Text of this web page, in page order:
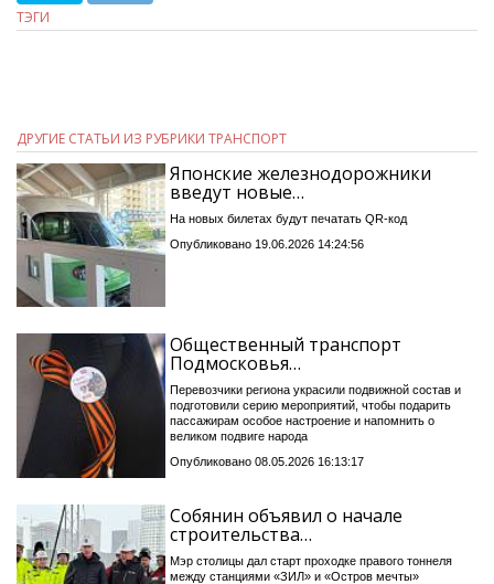
ТЭГИ
ДРУГИЕ СТАТЬИ ИЗ РУБРИКИ ТРАНСПОРТ
Японские железнодорожники
введут новые…
На новых билетах будут печатать QR-код
Опубликовано 19.06.2026 14:24:56
Общественный транспорт
Подмосковья…
Перевозчики региона украсили подвижной состав и
подготовили серию мероприятий, чтобы подарить
пассажирам особое настроение и напомнить о
великом подвиге народа
Опубликовано 08.05.2026 16:13:17
Собянин объявил о начале
строительства…
Мэр столицы дал старт проходке правого тоннеля
между станциями «ЗИЛ» и «Остров мечты»